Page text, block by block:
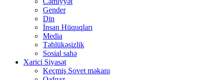
Gender
Din
İnsan Hüquqları
Media
Təhlükəsizlik
Sosial sahə
Xarici Siyasət
Keçmiş Sovet məkanı